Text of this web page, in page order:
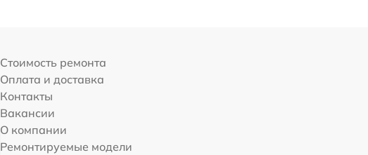
Стоимость ремонта
Оплата и доставка
Контакты
Вакансии
О компании
Ремонтируемые модели